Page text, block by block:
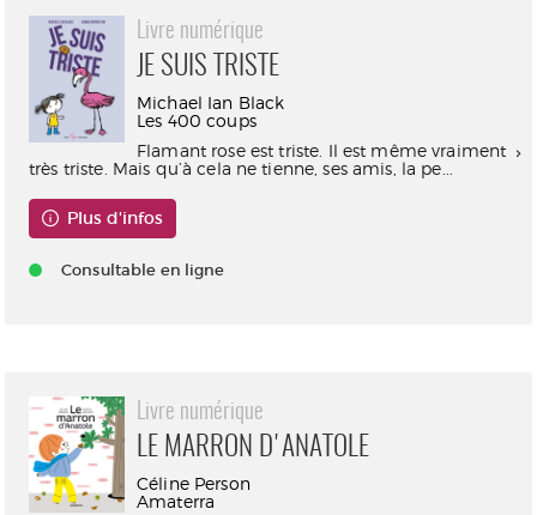
Livre numérique
JE SUIS TRISTE
Michael Ian Black
Les 400 coups
Flamant rose est triste. Il est même vraiment
très triste. Mais qu’à cela ne tienne, ses amis, la pe...
Plus d'infos
Consultable en ligne
Livre numérique
LE MARRON D'ANATOLE
Céline Person
Amaterra